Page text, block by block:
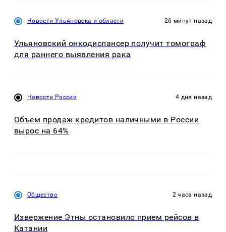
Новости Ульяновска и области 26 минут назад
Ульяновский онкодиспансер получит томограф
для раннего выявления рака
Новости России 4 дня назад
Объем продаж кредитов наличными в России
вырос на 64%
Общество 2 часа назад
Извержение Этны остановило прием рейсов в
Катании